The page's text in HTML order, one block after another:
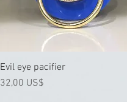
Vista rápida
Evil eye pacifier
Precio
32,00 US$